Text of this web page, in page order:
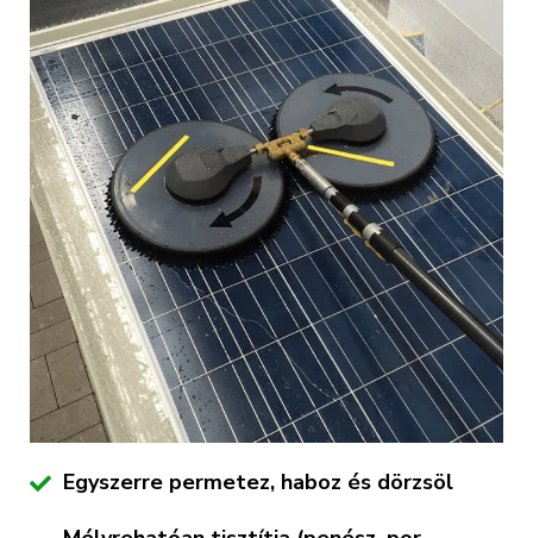
Egyszerre permetez, haboz és dörzsöl